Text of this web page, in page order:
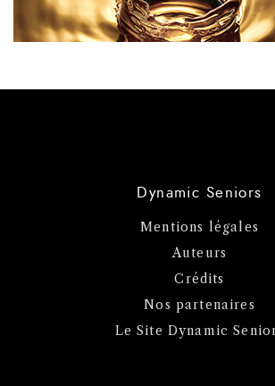
Dynamic Seniors
Mentions légales
Auteurs
Crédits
Nos partenaires
Le Site Dynamic